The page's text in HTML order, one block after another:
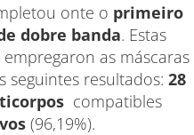
onte o primeiro
dobre banda. Estas
as máscaras
seguintes resultados: 28
compatibles
(96,19%).